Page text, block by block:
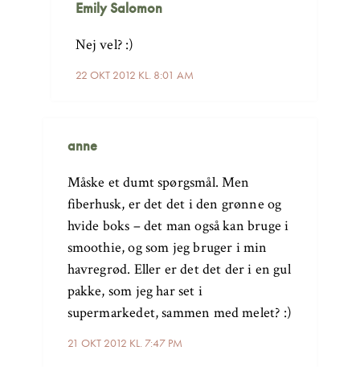
Emily Salomon
22 OKT 2012 KL. 8:01 AM
Nej vel? :)
anne
21 OKT 2012 KL. 7:47 PM
Måske et dumt spørgsmål. Men
fiberhusk, er det det i den grønne og
hvide boks – det man også kan bruge i
smoothie, og som jeg bruger i min
havregrød. Eller er det det der i en gul
pakke, som jeg har set i
supermarkedet, sammen med melet? :)